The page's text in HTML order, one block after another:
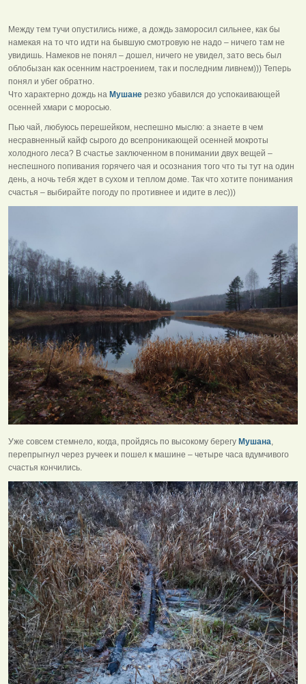
Между тем тучи опустились ниже, а дождь заморосил сильнее, как бы
намекая на то что идти на бывшую смотровую не надо – ничего там не
увидишь. Намеков не понял – дошел, ничего не увидел, зато весь был
облобызан как осенним настроением, так и последним ливнем))) Теперь
понял и убег обратно.
Что характерно дождь на Мушане резко убавился до успокаивающей
осенней хмари с моросью.
Пью чай, любуюсь перешейком, неспешно мыслю: а знаете в чем
несравненный кайф сырого до всепроникающей осенней мокроты
холодного леса? В счастье заключенном в понимании двух вещей –
неспешного попивания горячего чая и осознания того что ты тут на один
день, а ночь тебя ждет в сухом и теплом доме. Так что хотите понимания
счастья – выбирайте погоду по противнее и идите в лес)))
Уже совсем стемнело, когда, пройдясь по высокому берегу Мушана
перепрыгнул через ручеек и пошел к машине – четыре часа вдумчивого
счастья кончились.